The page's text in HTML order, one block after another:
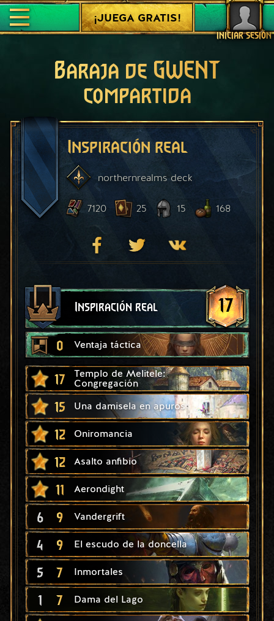
INICIAR SESIÓN
¡JUEGA GRATIS!
Baraja de GWENT
compartida
Inspiración real
northernrealmsdeck
7120 25 15 168
Inspiración real 17
0 Ventaja táctica
17
Templo de Melitele:
Congregación
15 Una damisela en apuros
12 Oniromancia
12 Asalto anfibio
11 Aerondight
6 9 Vandergrift
4 9 El escudo de la doncella
5 7 Inmortales
1 7 Dama del Lago